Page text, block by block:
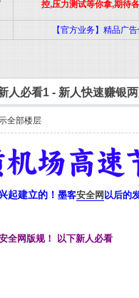
控,压力测试等你拿,期待
【官方业务】精品广
人必看1 - 新人快速赚银
全部楼层
起建立的！ 墨客安全网 以后的
全网版规！ 以下新人必看